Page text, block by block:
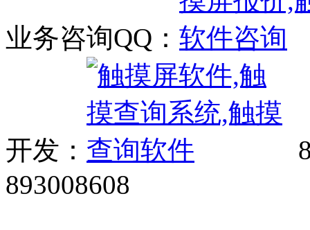
业务咨询QQ：
开发：
893008608